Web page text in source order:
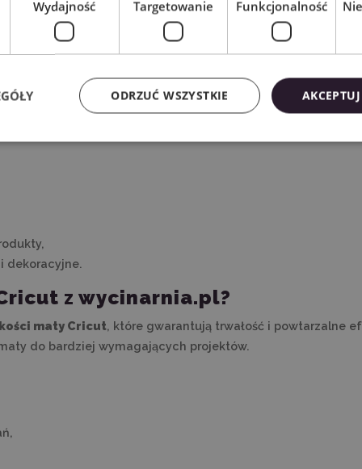
materiał w odpowiednim miejscu podczas cięcia,
je do konkretnego rodzaju materiału, takiego jak
projektu – od prostych naklejek po skomplikowane
dekoracyjne.
z wycinarnia.pl?
maty Cricut, które gwarantują trwałość i powtarzalne
do bardziej wymagających projektów.
Wydajność Targetowanie Funkcjonalność
ODRZUĆ WSZYSTKIE